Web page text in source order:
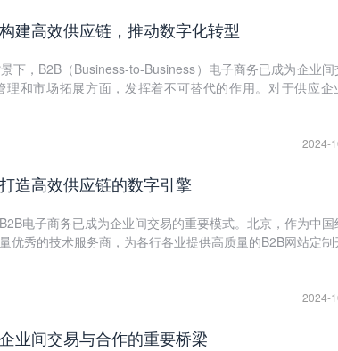
建高效供应链，推动数字化转型
下，B2B（Business-to-Business）电子商务已成为企业间
理和市场拓展方面，发挥着不可替代的作用。对于供应企
本文将从供应企业B2B网站开发的重要性、关键要素、实施
讨供应企业如何高效地进行B2B网站开发，以推动企业的数
2024-
造高效供应链的数字引擎
电子商务已成为企业间交易的重要模式。北京，作为中国
优秀的技术服务商，为各行各业提供高质量的B2B网站定制
2024-
业间交易与合作的重要桥梁